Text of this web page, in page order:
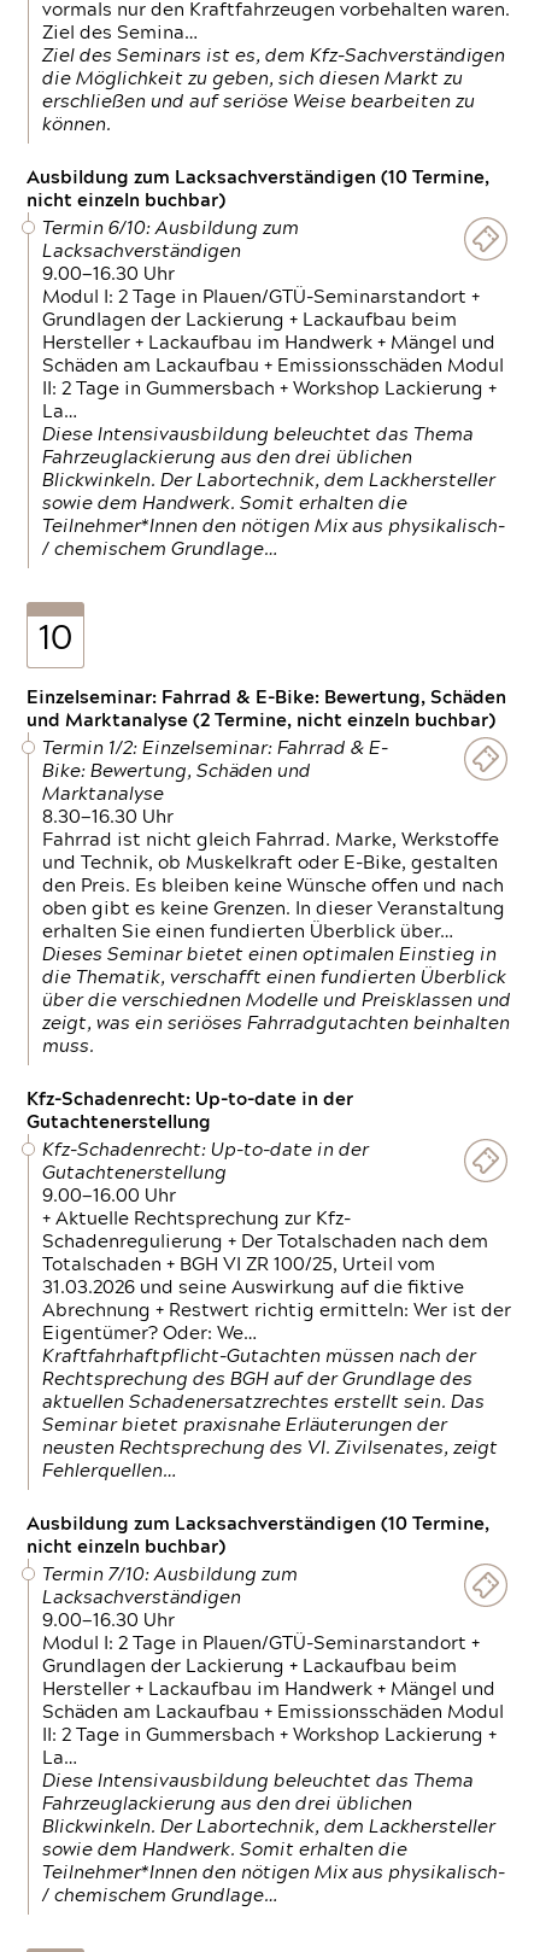
vormals nur den Kraftfahrzeugen vorbehalten waren.
Ziel des Semina…
Ziel des Seminars ist es, dem Kfz-Sachverständigen
die Möglichkeit zu geben, sich diesen Markt zu
erschließen und auf seriöse Weise bearbeiten zu
können.
Ausbildung zum Lacksachverständigen (10 Termine,
nicht einzeln buchbar)
Termin 6/10: Ausbildung zum
Lacksachverständigen
9.00—16.30 Uhr
Modul I: 2 Tage in Plauen/GTÜ-Seminarstandort +
Grundlagen der Lackierung + Lackaufbau beim
Hersteller + Lackaufbau im Handwerk + Mängel und
Schäden am Lackaufbau + Emissionsschäden Modul
II: 2 Tage in Gummersbach + Workshop Lackierung +
La…
Diese Intensivausbildung beleuchtet das Thema
Fahrzeuglackierung aus den drei üblichen
Blickwinkeln. Der Labortechnik, dem Lackhersteller
sowie dem Handwerk. Somit erhalten die
Teilnehmer*Innen den nötigen Mix aus physikalisch-
/ chemischem Grundlage…
10
Einzelseminar: Fahrrad & E-Bike: Bewertung, Schäden
und Marktanalyse (2 Termine, nicht einzeln buchbar)
Termin 1/2: Einzelseminar: Fahrrad & E-
Bike: Bewertung, Schäden und
Marktanalyse
8.30—16.30 Uhr
Fahrrad ist nicht gleich Fahrrad. Marke, Werkstoffe
und Technik, ob Muskelkraft oder E-Bike, gestalten
den Preis. Es bleiben keine Wünsche offen und nach
oben gibt es keine Grenzen. In dieser Veranstaltung
erhalten Sie einen fundierten Überblick über…
Dieses Seminar bietet einen optimalen Einstieg in
die Thematik, verschafft einen fundierten Überblick
über die verschiednen Modelle und Preisklassen und
zeigt, was ein seriöses Fahrradgutachten beinhalten
muss.
Kfz-Schadenrecht: Up-to-date in der
Gutachtenerstellung
Kfz-Schadenrecht: Up-to-date in der
Gutachtenerstellung
9.00—16.00 Uhr
+ Aktuelle Rechtsprechung zur Kfz-
Schadenregulierung + Der Totalschaden nach dem
Totalschaden + BGH VI ZR 100/25, Urteil vom
31.03.2026 und seine Auswirkung auf die fiktive
Abrechnung + Restwert richtig ermitteln: Wer ist der
Eigentümer? Oder: We…
Kraftfahrhaftpflicht-Gutachten müssen nach der
Rechtsprechung des BGH auf der Grundlage des
aktuellen Schadenersatzrechtes erstellt sein. Das
Seminar bietet praxisnahe Erläuterungen der
neusten Rechtsprechung des VI. Zivilsenates, zeigt
Fehlerquellen…
Ausbildung zum Lacksachverständigen (10 Termine,
nicht einzeln buchbar)
Termin 7/10: Ausbildung zum
Lacksachverständigen
9.00—16.30 Uhr
Modul I: 2 Tage in Plauen/GTÜ-Seminarstandort +
Grundlagen der Lackierung + Lackaufbau beim
Hersteller + Lackaufbau im Handwerk + Mängel und
Schäden am Lackaufbau + Emissionsschäden Modul
II: 2 Tage in Gummersbach + Workshop Lackierung +
La…
Diese Intensivausbildung beleuchtet das Thema
Fahrzeuglackierung aus den drei üblichen
Blickwinkeln. Der Labortechnik, dem Lackhersteller
sowie dem Handwerk. Somit erhalten die
Teilnehmer*Innen den nötigen Mix aus physikalisch-
/ chemischem Grundlage…